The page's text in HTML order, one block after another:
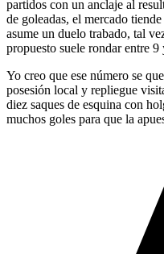
partidos con un anclaje al
de goleadas, el mercado
asume un duelo trabado, tal
propuesto suele rondar entre 9
Yo creo que ese número se
posesión local y repliegue
diez saques de esquina con
muchos goles para que la